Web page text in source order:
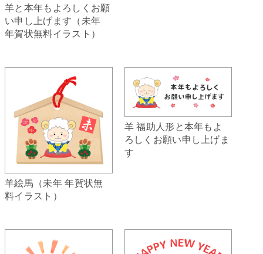
羊と本年もよろしくお願
い申し上げます（未年
年賀状無料イラスト）
羊絵馬（未年 年賀状無
料イラスト）
羊 福助人形と本年もよ
ろしくお願い申し上げま
す